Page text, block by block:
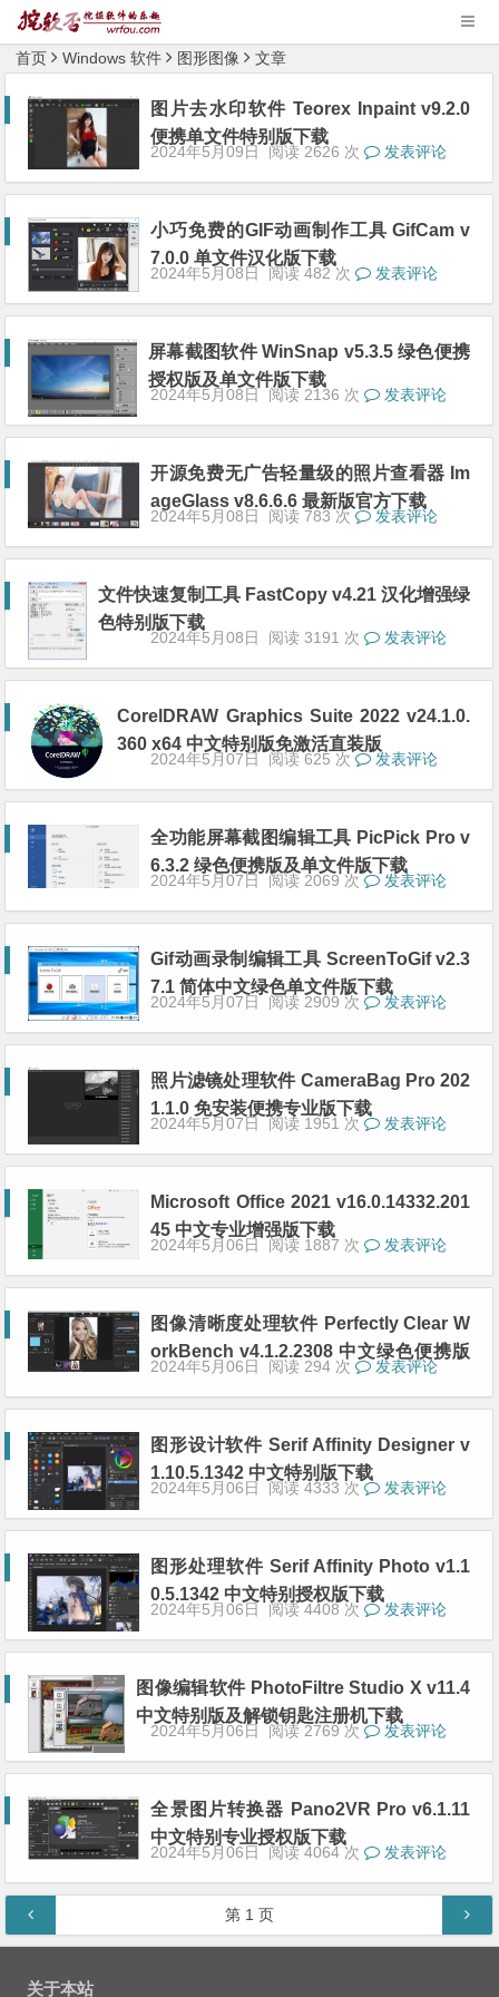
首页 Windows 软件 图形图像 文章
图片去水印软件 Teorex Inpaint v9.2.0
便携单文件特别版下载
2024年5月09日 阅读 2626 次 发表评论
小巧免费的GIF动画制作工具 GifCam v
7.0.0 单文件汉化版下载
2024年5月08日 阅读 482 次 发表评论
屏幕截图软件 WinSnap v5.3.5 绿色便携
授权版及单文件版下载
2024年5月08日 阅读 2136 次 发表评论
开源免费无广告轻量级的照片查看器 Im
ageGlass v8.6.6.6 最新版官方下载
2024年5月08日 阅读 783 次 发表评论
文件快速复制工具 FastCopy v4.21 汉化增强绿
色特别版下载
2024年5月08日 阅读 3191 次 发表评论
CorelDRAW Grарhics Suitе 2022 v24.1.0.
360 x64 中文特别版免激活直装版
2024年5月07日 阅读 625 次 发表评论
全功能屏幕截图编辑工具 PicPick Pro v
6.3.2 绿色便携版及单文件版下载
2024年5月07日 阅读 2069 次 发表评论
Gif动画录制编辑工具 ScreenToGif v2.3
7.1 简体中文绿色单文件版下载
2024年5月07日 阅读 2909 次 发表评论
照片滤镜处理软件 CameraBag Pro 202
1.1.0 免安装便携专业版下载
2024年5月07日 阅读 1951 次 发表评论
Microsoft Office 2021 v16.0.14332.201
45 中文专业增强版下载
2024年5月06日 阅读 1887 次 发表评论
图像清晰度处理软件 Perfectly Clear W
orkBench v4.1.2.2308 中文绿色便携版
2024年5月06日 阅读 294 次 发表评论
图形设计软件 Serif Affinity Designer v
1.10.5.1342 中文特别版下载
2024年5月06日 阅读 4333 次 发表评论
图形处理软件 Serif Affinity Photo v1.1
0.5.1342 中文特别授权版下载
2024年5月06日 阅读 4408 次 发表评论
图像编辑软件 PhotoFiltre Studio X v11.4
中文特别版及解锁钥匙注册机下载
2024年5月06日 阅读 2769 次 发表评论
全景图片转换器 Pano2VR Pro v6.1.11
中文特别专业授权版下载
2024年5月06日 阅读 4064 次 发表评论
文章导航 第 1 页
关于本站